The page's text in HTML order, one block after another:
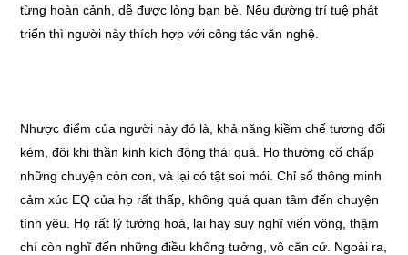
từng hoàn cảnh, dễ được lòng bạn bè. Nếu đường trí tuệ phát
triển thì người này thích hợp với công tác văn nghệ.
Nhược điểm của người này đó là, khả năng kiềm chế tương đối
kém, đôi khi thần kinh kích động thái quá. Họ thường cố chấp
những chuyện cỏn con, và lại có tật soi mói. Chỉ số thông minh
cảm xúc EQ của họ rất thấp, không quá quan tâm đến chuyện
tình yêu. Họ rất lý tưởng hoá, lại hay suy nghĩ viển vông, thậm
chí còn nghĩ đến những điều không tưởng, vô căn cứ. Ngoài ra,